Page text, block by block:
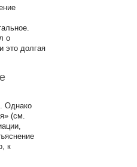
о
это долгая
Однако
(см.
к